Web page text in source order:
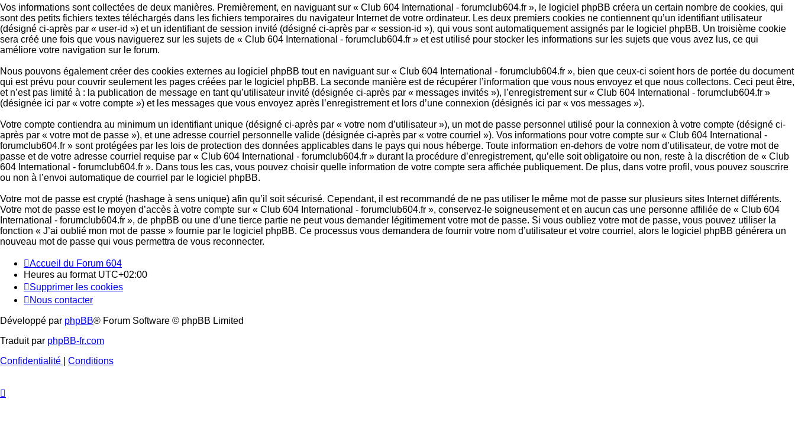
Vos informations sont collectées de deux manières. Premièrement, en naviguant sur « Club 604 International - forumclub604.fr », le logiciel phpBB créera un certain nombre de cookies, qui
sont des petits fichiers textes téléchargés dans les fichiers temporaires du navigateur Internet de votre ordinateur. Les deux premiers cookies ne contiennent qu’un identifiant utilisateur
(désigné ci-après par « user-id ») et un identifiant de session invité (désigné ci-après par « session-id »), qui vous sont automatiquement assignés par le logiciel phpBB. Un troisième cookie
sera créé une fois que vous naviguerez sur les sujets de « Club 604 International - forumclub604.fr » et est utilisé pour stocker les informations sur les sujets que vous avez lus, ce qui
améliore votre navigation sur le forum.
Nous pouvons également créer des cookies externes au logiciel phpBB tout en naviguant sur « Club 604 International - forumclub604.fr », bien que ceux-ci soient hors de portée du document
qui est prévu pour couvrir seulement les pages créées par le logiciel phpBB. La seconde manière est de récupérer l’information que vous nous envoyez et que nous collectons. Ceci peut être,
et n’est pas limité à : la publication de message en tant qu’utilisateur invité (désignée ci-après par « messages invités »), l’enregistrement sur « Club 604 International - forumclub604.fr »
(désignée ici par « votre compte ») et les messages que vous envoyez après l’enregistrement et lors d’une connexion (désignés ici par « vos messages »).
Votre compte contiendra au minimum un identifiant unique (désigné ci-après par « votre nom d’utilisateur »), un mot de passe personnel utilisé pour la connexion à votre compte (désigné ci-
après par « votre mot de passe »), et une adresse courriel personnelle valide (désignée ci-après par « votre courriel »). Vos informations pour votre compte sur « Club 604 International -
forumclub604.fr » sont protégées par les lois de protection des données applicables dans le pays qui nous héberge. Toute information en-dehors de votre nom d’utilisateur, de votre mot de
passe et de votre adresse courriel requise par « Club 604 International - forumclub604.fr » durant la procédure d’enregistrement, qu’elle soit obligatoire ou non, reste à la discrétion de « Club
604 International - forumclub604.fr ». Dans tous les cas, vous pouvez choisir quelle information de votre compte sera affichée publiquement. De plus, dans votre profil, vous pouvez souscrire
ou non à l’envoi automatique de courriel par le logiciel phpBB.
Votre mot de passe est crypté (hashage à sens unique) afin qu’il soit sécurisé. Cependant, il est recommandé de ne pas utiliser le même mot de passe sur plusieurs sites Internet différents.
Votre mot de passe est le moyen d’accès à votre compte sur « Club 604 International - forumclub604.fr », conservez-le soigneusement et en aucun cas une personne affiliée de « Club 604
International - forumclub604.fr », de phpBB ou une d’une tierce partie ne peut vous demander légitimement votre mot de passe. Si vous oubliez votre mot de passe, vous pouvez utiliser la
fonction « J’ai oublié mon mot de passe » fournie par le logiciel phpBB. Ce processus vous demandera de fournir votre nom d’utilisateur et votre courriel, alors le logiciel phpBB générera un
nouveau mot de passe qui vous permettra de vous reconnecter.
Accueil du Forum 604
Heures au format UTC+02:00
Supprimer les cookies
Nous contacter
Développé par phpBB® Forum Software © phpBB Limited
Traduit par phpBB-fr.com
Confidentialité
Conditions